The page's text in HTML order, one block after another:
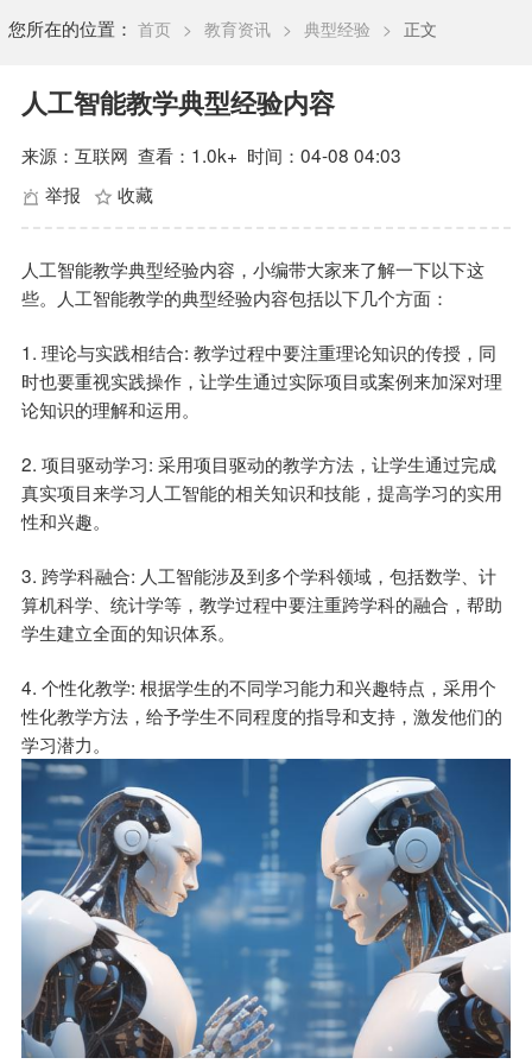
您所在的位置： 首页 > 教育资讯 > 典型经验 > 正文
人工智能教学典型经验内容
来源：互联网 查看： 1.0k+ 时间：04-08 04:03
举报
收藏
人工智能教学典型经验内容，小编带大家来了解一下以下这
些。人工智能教学的典型经验内容包括以下几个方面：
1. 理论与实践相结合: 教学过程中要注重理论知识的传授，同
时也要重视实践操作，让学生通过实际项目或案例来加深对理
论知识的理解和运用。
2. 项目驱动学习: 采用项目驱动的教学方法，让学生通过完成
真实项目来学习人工智能的相关知识和技能，提高学习的实用
性和兴趣。
3. 跨学科融合: 人工智能涉及到多个学科领域，包括数学、计
算机科学、统计学等，教学过程中要注重跨学科的融合，帮助
学生建立全面的知识体系。
4. 个性化教学: 根据学生的不同学习能力和兴趣特点，采用个
性化教学方法，给予学生不同程度的指导和支持，激发他们的
学习潜力。